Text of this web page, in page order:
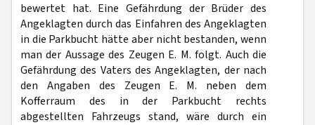
bewertet hat. Eine Gefährdung der Brüder des
Angeklagten durch das Einfahren des Angeklagten
in die Parkbucht hätte aber nicht bestanden, wenn
man der Aussage des Zeugen E. M. folgt. Auch die
Gefährdung des Vaters des Angeklagten, der nach
den Angaben des Zeugen E. M. neben dem
Kofferraum des in der Parkbucht rechts
abgestellten Fahrzeugs stand, wäre durch ein